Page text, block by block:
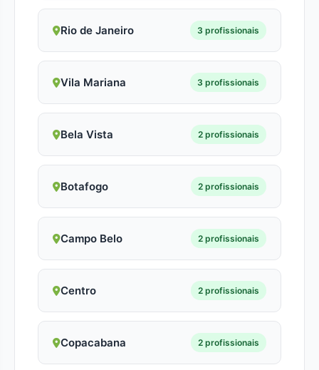
Rio de Janeiro 3 profissionais
Vila Mariana 3 profissionais
Bela Vista 2 profissionais
Botafogo 2 profissionais
Campo Belo 2 profissionais
Centro 2 profissionais
Copacabana 2 profissionais